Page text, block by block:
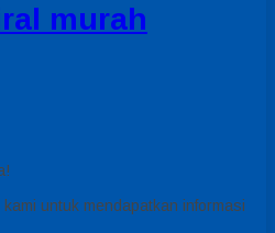
murah
untuk mendapatkan informasi